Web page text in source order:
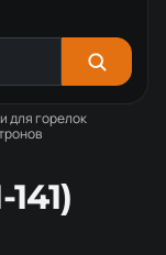
для горелок